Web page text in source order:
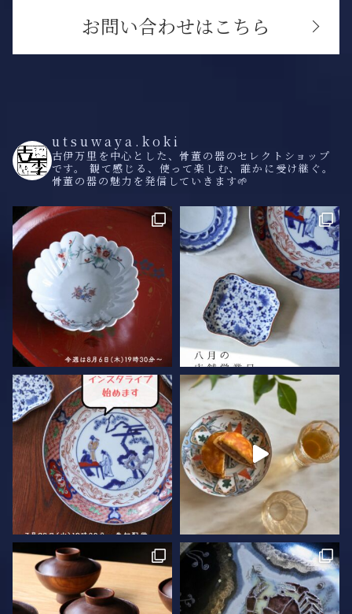
お問い合わせはこちら
utsuwaya.koki
古伊万里を中心とした、骨董の器のセレクトショップ
です。
観て感じる、使って楽しむ、誰かに受け継ぐ。
骨董の器の魅力を発信していきます🌱